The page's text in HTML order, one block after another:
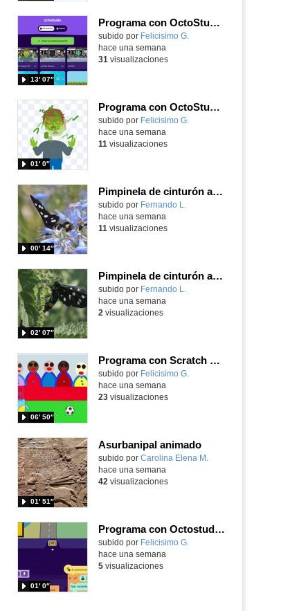
Programa con OctoStudio, un juego de disparos contra Zombies con un cargador basado en el House of the dead
Contenido educativo.
subido por Felicisimo G.
13′ 07″
hace una semana
31 visualizaciones
Programa con OctoStudio, un juego homenajeando al House of the dead con Zombies
Contenido educativo.
subido por Felicisimo G.
01′ 0″
hace una semana
11 visualizaciones
Pimpinela de cinturón amarillo Amata phegea (Linnaeus, 1758)
Contenido educativo.
subido por Fernando L.
00′ 14″
hace una semana
11 visualizaciones
Pimpinela de cinturón amarillo Amata phegea (Linnaeus, 1758)
Contenido educativo.
subido por Fernando L.
02′ 07″
hace una semana
2 visualizaciones
Programa con Scratch Jr una barrera que se desplaza para dar sensación de movimiento
Contenido educativo.
subido por Felicisimo G.
06′ 50″
hace una semana
23visualizaciones
Asurbanipal animado
Contenido educativo.
subido por Carolina Elena M.
01′ 51″
hace una semana
42 visualizaciones
Programa con Octostudio, un juego de Educación Víal cruzando un paso de cebra.
Contenido educativo.
subido por Felicisimo G.
01′ 0″
hace una semana
5visualizaciones